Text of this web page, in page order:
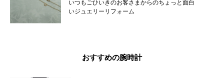
いつもごひいきのお客さまからのちょっと面白
いジュエリーリフォーム
おすすめの腕時計